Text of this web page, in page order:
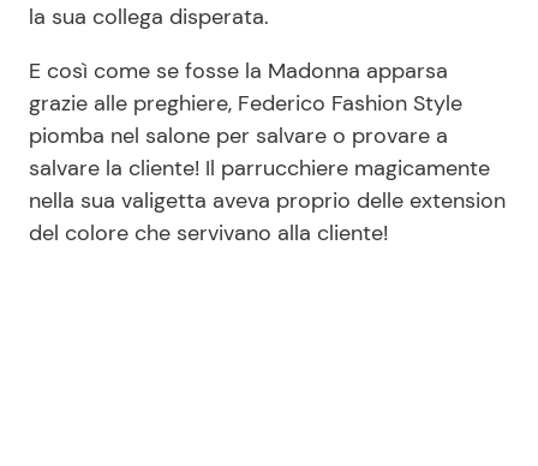
la sua collega disperata.
E così come se fosse la Madonna apparsa
grazie alle preghiere, Federico Fashion Style
piomba nel salone per salvare o provare a
salvare la cliente! Il parrucchiere magicamente
nella sua valigetta aveva proprio delle extension
del colore che servivano alla cliente!